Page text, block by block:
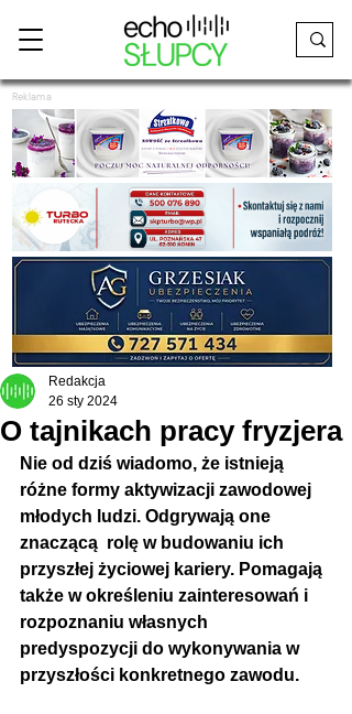
Reklama
O tajnikach pracy fryzjera
Redakcja
26 sty 2024
Nie od dziś wiadomo, że istnieją
różne formy aktywizacji zawodowej
młodych ludzi. Odgrywają one
znaczącą  rolę w budowaniu ich
przyszłej życiowej kariery. Pomagają
także w określeniu zainteresowań i
rozpoznaniu własnych
predyspozycji do wykonywania w
przyszłości konkretnego zawodu.